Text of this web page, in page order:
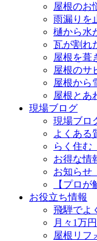
屋根のお
雨漏りを
樋から水
瓦が割れ
屋根を葺
屋根のサ
屋根から
屋根とあ
現場ブログ
現場ブロ
よくある
らく住む
お得な情
お知らせ
【プロ
お役立ち情報
飛騨でよ
月々1万
屋根リフ